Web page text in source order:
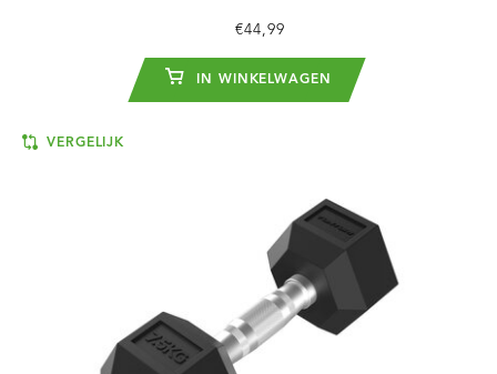
€44,99
IN WINKELWAGEN
VERGELIJK